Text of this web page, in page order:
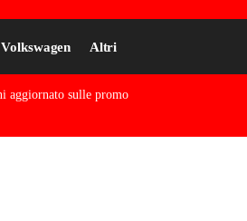
Volkswagen Altri
aggiornato sulle promo